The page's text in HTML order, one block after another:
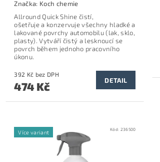
Značka: Koch chemie
Allround Quick Shine čistí,
ošetřuje a konzervuje všechny hladké a
lakované povrchy automobilu (lak, sklo,
plasty). Vytváří čistý a lesknoucí se
povrch během jednoho pracovního
úkonu.
392 Kč bez DPH
474 Kč DETAIL
Více variant Kód: 236500